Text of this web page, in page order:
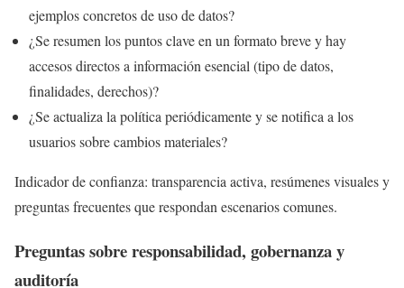
ejemplos concretos de uso de datos?
¿Se resumen los puntos clave en un formato breve y hay
accesos directos a información esencial (tipo de datos,
finalidades, derechos)?
¿Se actualiza la política periódicamente y se notifica a los
usuarios sobre cambios materiales?
Indicador de confianza: transparencia activa, resúmenes visuales y
preguntas frecuentes que respondan escenarios comunes.
Preguntas sobre responsabilidad, gobernanza y
auditoría